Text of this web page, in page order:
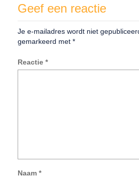
Geef een reactie
Je e-mailadres wordt niet
gemarkeerd met *
Reactie *
Naam *